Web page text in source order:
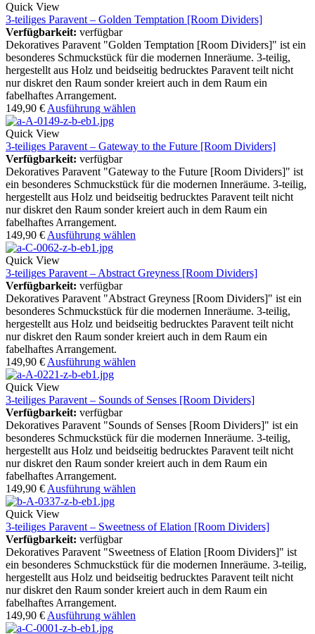
Quick View
3-teiliges Paravent – Golden Temptation [Room Dividers]
Verfügbarkeit: verfügbar
Dekoratives Paravent "Golden Temptation [Room Dividers]" ist ein
besonderes Schmuckstück für die modernen Inneräume. 3-teilig,
hergestellt aus Holz und beidseitig bedrucktes Paravent teilt nicht
nur diskret den Raum sonder kreiert auch in dem Raum ein
fabelhaftes Arrangement.
149,90 € Ausführung wählen
Quick View
3-teiliges Paravent – Gateway to the Future [Room Dividers]
Verfügbarkeit: verfügbar
Dekoratives Paravent "Gateway to the Future [Room Dividers]" ist
ein besonderes Schmuckstück für die modernen Inneräume. 3-teilig,
hergestellt aus Holz und beidseitig bedrucktes Paravent teilt nicht
nur diskret den Raum sonder kreiert auch in dem Raum ein
fabelhaftes Arrangement.
149,90 € Ausführung wählen
Quick View
3-teiliges Paravent – Abstract Greyness [Room Dividers]
Verfügbarkeit: verfügbar
Dekoratives Paravent "Abstract Greyness [Room Dividers]" ist ein
besonderes Schmuckstück für die modernen Inneräume. 3-teilig,
hergestellt aus Holz und beidseitig bedrucktes Paravent teilt nicht
nur diskret den Raum sonder kreiert auch in dem Raum ein
fabelhaftes Arrangement.
149,90 € Ausführung wählen
Quick View
3-teiliges Paravent – Sounds of Senses [Room Dividers]
Verfügbarkeit: verfügbar
Dekoratives Paravent "Sounds of Senses [Room Dividers]" ist ein
besonderes Schmuckstück für die modernen Inneräume. 3-teilig,
hergestellt aus Holz und beidseitig bedrucktes Paravent teilt nicht
nur diskret den Raum sonder kreiert auch in dem Raum ein
fabelhaftes Arrangement.
149,90 € Ausführung wählen
Quick View
3-teiliges Paravent – Sweetness of Elation [Room Dividers]
Verfügbarkeit: verfügbar
Dekoratives Paravent "Sweetness of Elation [Room Dividers]" ist
ein besonderes Schmuckstück für die modernen Inneräume. 3-teilig,
hergestellt aus Holz und beidseitig bedrucktes Paravent teilt nicht
nur diskret den Raum sonder kreiert auch in dem Raum ein
fabelhaftes Arrangement.
149,90 € Ausführung wählen